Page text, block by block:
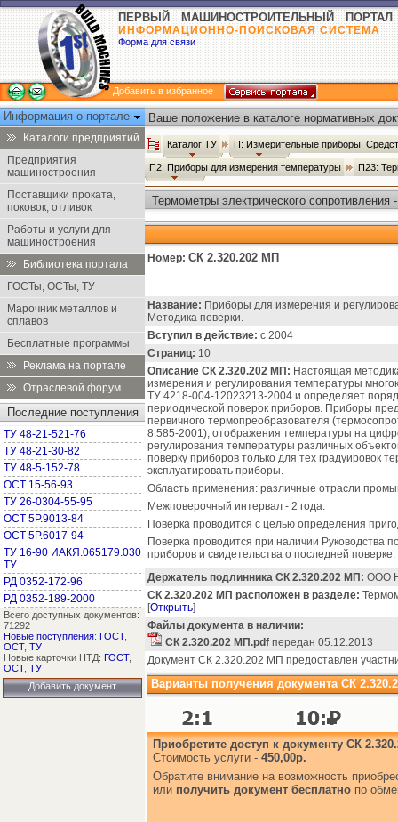
ПЕРВЫЙ МАШИНОСТРОИТЕЛЬНЫЙ ПОРТАЛ
ИНФОРМАЦИОННО-ПОИСКОВАЯ СИСТЕМА
Форма для связи
Добавить в избранное
Информация о портале
Каталоги предприятий
Предприятия
машиностроения
Поставщики проката,
поковок, отливок
Работы и услуги для
машиностроения
Библиотека портала
ГОСТы, ОСТы, ТУ
Марочник металлов и
сплавов
Бесплатные программы
Реклама на портале
Отраслевой форум
Последние поступления
ТУ 48-21-521-76
ТУ 48-21-30-82
ТУ 48-5-152-78
ОСТ 15-56-93
ТУ 26-0304-55-95
ОСТ 5Р.9013-84
ОСТ 5Р.6017-94
ТУ 16-90 ИАКЯ.065179.030
ТУ
РД 0352-172-96
РД 0352-189-2000
Всего доступных документов:
71292
Новые поступления: ГОСТ,
ОСТ, ТУ
Новые карточки НТД: ГОСТ,
ОСТ, ТУ
Добавить документ
Ваше положение в каталоге нормативных
Каталог ТУ П: Измерительные приборы.
П2: Приборы для измерения температуры П23:
Термометры электрического сопротивления
Номер: СК 2.320.202 МП
Название: Приборы для измерения и
Методика поверки.
Вступил в действие: с 2004
Страниц: 10
Описание СК 2.320.202 МП: Настоящая
измерения и регулирования температуры
ТУ 4218-004-12023213-2004 и определяет
периодической поверок приборов. Приборы
первичного термопреобразователя
8.585-2001), отображения температуры на
регулирования температуры различных
поверку приборов только для тех градуировок
эксплуатировать приборы.
Область применения: различные отрасли
Межповерочный интервал - 2 года.
Поверка проводится с целью определения
Поверка проводится при наличии Руководства
приборов и свидетельства о последней поверке.
Держатель подлинника СК 2.320.202 МП: ООО
СК 2.320.202 МП расположен в разделе:
[Открыть]
Файлы документа в наличии:
СК 2.320.202 МП.pdf передан 05.12.2013
Документ СК 2.320.202 МП предоставлен
Варианты получения документа СК
Приобретите доступ к документу СК
Стоимость услуги - 450,00р.
Обратите внимание на возможность
или получить документ бесплатно по